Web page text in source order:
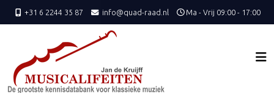
+31 6 2244 35 87 info@quad-raad.nl Ma - Vrij 09:00 - 17:00